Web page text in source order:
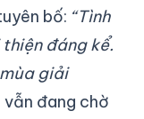
bố: “Tình
đáng kể.
giải
vẫn đang chờ